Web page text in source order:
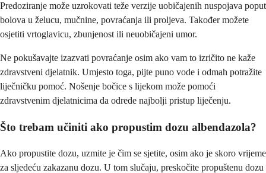
Predoziranje može uzrokovati teže verzije uobičajenih nuspojava poput
bolova u želucu, mučnine, povraćanja ili proljeva. Također možete
osjetiti vrtoglavicu, zbunjenost ili neuobičajeni umor.
Ne pokušavajte izazvati povraćanje osim ako vam to izričito ne kaže
zdravstveni djelatnik. Umjesto toga, pijte puno vode i odmah potražite
liječničku pomoć. Nošenje bočice s lijekom može pomoći
zdravstvenim djelatnicima da odrede najbolji pristup liječenju.
Što trebam učiniti ako propustim dozu albendazola?
Ako propustite dozu, uzmite je čim se sjetite, osim ako je skoro vrijeme
za sljedeću zakazanu dozu. U tom slučaju, preskočite propuštenu dozu